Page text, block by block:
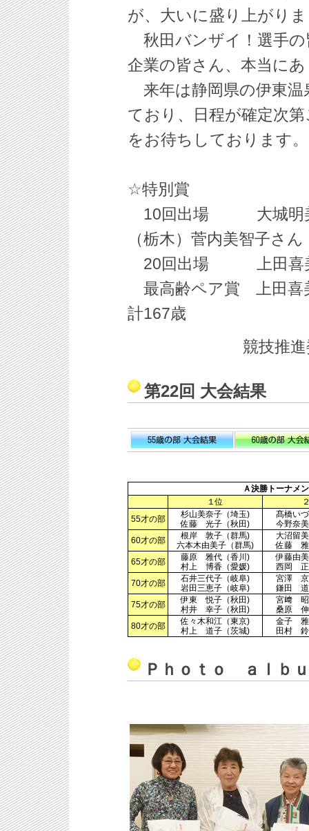
が、大いに盛り上がり
秋田バンザイ！選手の
企業の皆さん、本当に
来年は静岡県の伊東温
ており、日程が確定次
をお待ちしております。
☆特別賞
10回出場 大城明美
（栃木）菅内美智子さ
20回出場 上田喜美
最高齢ペア賞 上田喜
計167歳
競技推
第22回 大会結果
Ａ決勝トーナメ
１位
55才の部
杉山美奈子（埼玉)
佐藤 光子（秋田)
髙橋い
今野奈
60才の部
根岸 敦子（群馬)
六本木由美子（群馬)
大沼留
佐藤 雅
65才の部
藤原 雅代（香川)
村上 博香（愛媛)
伊藤由
西岡 正
70才の部
石井三代子（岐阜)
岩田三恵子（岐阜)
宮澤 京
鎌田 道
75才の部
伊東 悦子（秋田)
村井 幸子（秋田)
宮﨑 昭
桑原 伸
80才の部
佐々木和江（東京)
村上 道子（茨城)
金子 雅
田村 鈴
Ｐｈｏｔｏ ａｌｂ